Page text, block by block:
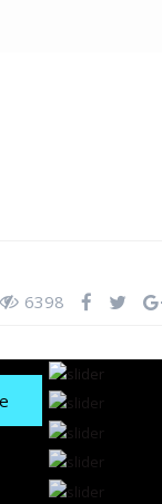
6398